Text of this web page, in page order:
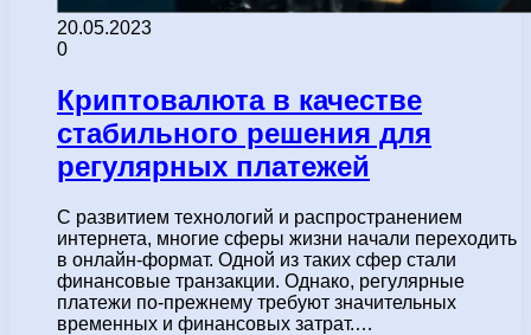
20.05.2023
0
Криптовалюта в качестве
стабильного решения для
регулярных платежей
С развитием технологий и распространением
интернета, многие сферы жизни начали переходить
в онлайн-формат. Одной из таких сфер стали
финансовые транзакции. Однако, регулярные
платежи по-прежнему требуют значительных
временных и финансовых затрат.…